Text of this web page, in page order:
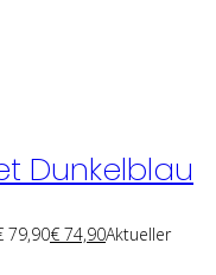
Dunkelblau
79,90€ 74,90Aktueller